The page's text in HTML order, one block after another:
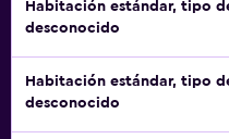
Habitación estándar, tipo
desconocido
Habitación estándar, tipo
desconocido